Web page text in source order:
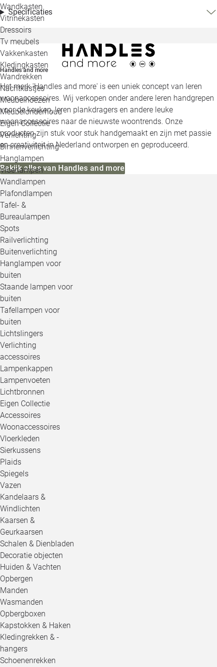
Wandkasten
Vitrinekasten
Dressoirs
Tv meubels
Vakkenkasten
Kledingkasten
Wandrekken
Nachtkastjes
Meubelhoezen
Meubelonderhoud
Eigen Collectie
Verlichting
Binnenverlichting
Hanglampen
Vloerlampen
Wandlampen
Plafondlampen
Tafel- &
Bureaulampen
Spots
Railverlichting
Buitenverlichting
Hanglampen voor
buiten
Staande lampen voor
buiten
Tafellampen voor
buiten
Lichtslingers
Verlichting
accessoires
Lampenkappen
Lampenvoeten
Lichtbronnen
Eigen Collectie
Accessoires
Woonaccessoires
Vloerkleden
Sierkussens
Plaids
Spiegels
Vazen
Kandelaars &
Windlichten
Kaarsen &
Geurkaarsen
Schalen & Dienbladen
Decoratie objecten
Huiden & Vachten
Opbergen
Manden
Wasmanden
Opbergboxen
Kapstokken & Haken
Kledingrekken & -
hangers
Schoenenrekken
Specificaties
Handles and more
Het merk 'Handles and more' is een uniek concept van leren
woonaccessoires. Wij verkopen onder andere leren handgrepen
voor de keuken, leren plankdragers en andere leuke
woonaccessoires naar de nieuwste woontrends. Onze
producten zijn stuk voor stuk handgemaakt en zijn met passie
en creativiteit in Nederland ontworpen en geproduceerd.
Bekijk alles van Handles and more